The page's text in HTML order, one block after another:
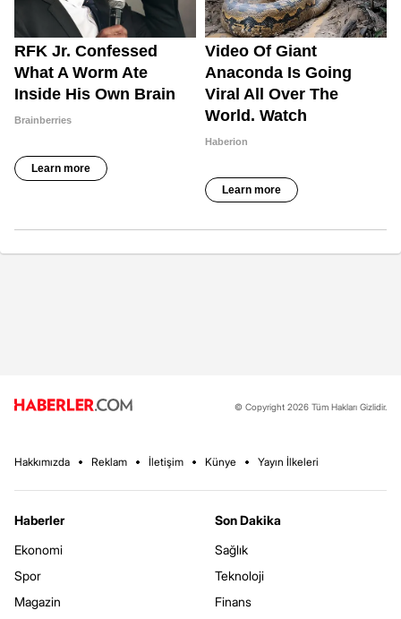
© Copyright 2026 Tüm Hakları Gizlidir.
Hakkımızda Reklam İletişim Künye Yayın İlkeleri
Haberler
Ekonomi
Spor
Magazin
Son Dakika
Sağlık
Teknoloji
Finans